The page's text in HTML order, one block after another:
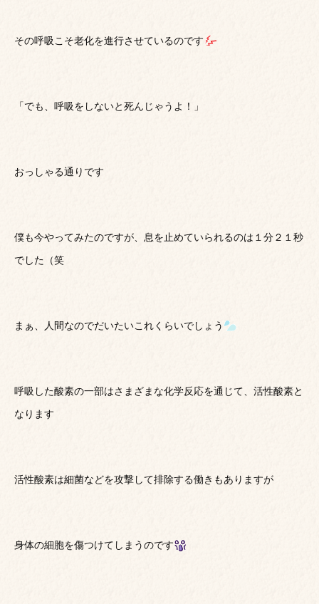
その呼吸こそ老化を進行させているのです
「でも、呼吸をしないと死んじゃうよ！」
おっしゃる通りです
僕も今やってみたのですが、息を止めていられるのは１分２１秒
でした（笑
まぁ、人間なのでだいたいこれくらいでしょう
呼吸した酸素の一部はさまざまな化学反応を通じて、活性酸素と
なります
活性酸素は細菌などを攻撃して排除する働きもありますが
身体の細胞を傷つけてしまうのです